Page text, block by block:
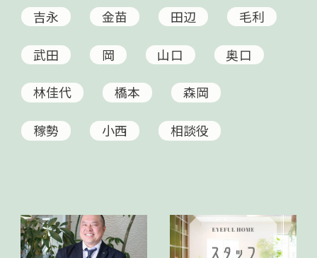
吉永 金苗 田辺 毛利
武田 岡 山口 奥口
林佳代 橋本 森岡
稼勢 小西 相談役